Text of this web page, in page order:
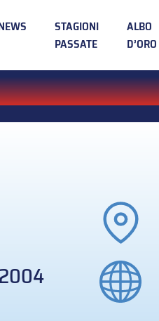
STAGIONI
PASSATE
ALBO
D’ORO